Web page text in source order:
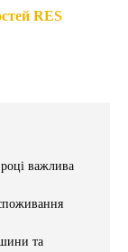
RES
важлива
та